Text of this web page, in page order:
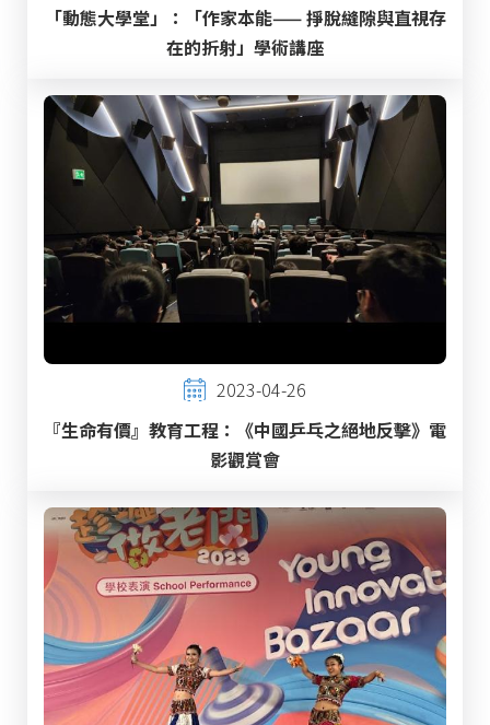
「動態大學堂」：「作家本能—— 掙脫縫隙與直視存
在的折射」學術講座
2023-04-26
『生命有價』教育工程：《中國乒乓之絕地反擊》電
影觀賞會